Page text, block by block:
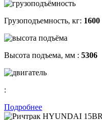
Грузоподъемность, кг: 1600
Высота подъема, мм : 5306
:
Подробнее